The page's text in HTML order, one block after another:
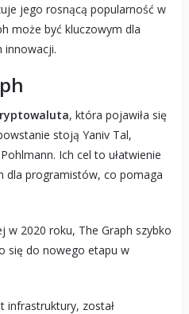
jego rosnącą popularność w
może być kluczowym dla
innowacji.
, która pojawiła się
stoją Yaniv Tal,
Ich cel to ułatwienie
dla programistów, co pomaga
w 2020 roku, The Graph szybko
się do nowego etapu w
infrastruktury, został